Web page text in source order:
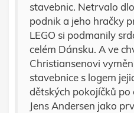
stavebnic. Netrvalo
podnik a jeho hračky
LEGO si podmanily
celém Dánsku. A ve
Christiansenovi
stavebnice s logem
dětských pokojíčků po
Jens Andersen jako